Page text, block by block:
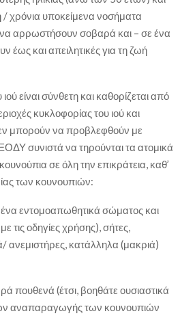
χρόνια υποκείμενα νοσήματα
αρρωστήσουν σοβαρά και – σε ένα
έως και απειλητικές για τη ζωή
είναι σύνθετη και καθορίζεται από
κυκλοφορίας του ιού και
μπορούν να προβλεφθούν με
συνιστά να τηρούνται τα ατομικά
σε όλη την επικράτεια, καθ’
των κουνουπιών:
εντομοαπωθητικά σώματος και
οδηγίες χρήσης), σήτες,
ανεμιστήρες, κατάλληλα (μακριά)
πουθενά (έτσι, βοηθάτε ουσιαστικά
αναπαραγωγής των κουνουπιών